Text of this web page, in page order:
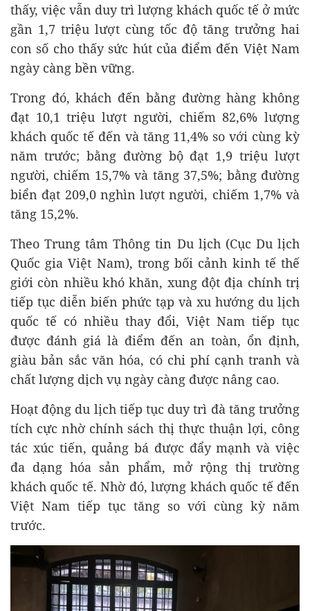
thấy, việc vẫn duy trì lượng khách quốc tế ở mức
gần 1,7 triệu lượt cùng tốc độ tăng trưởng hai
con số cho thấy sức hút của điểm đến Việt Nam
ngày càng bền vững.
Trong đó, khách đến bằng đường hàng không
đạt 10,1 triệu lượt người, chiếm 82,6% lượng
khách quốc tế đến và tăng 11,4% so với cùng kỳ
năm trước; bằng đường bộ đạt 1,9 triệu lượt
người, chiếm 15,7% và tăng 37,5%; bằng đường
biển đạt 209,0 nghìn lượt người, chiếm 1,7% và
tăng 15,2%.
Theo Trung tâm Thông tin Du lịch (Cục Du lịch
Quốc gia Việt Nam), trong bối cảnh kinh tế thế
giới còn nhiều khó khăn, xung đột địa chính trị
tiếp tục diễn biến phức tạp và xu hướng du lịch
quốc tế có nhiều thay đổi, Việt Nam tiếp tục
được đánh giá là điểm đến an toàn, ổn định,
giàu bản sắc văn hóa, có chi phí cạnh tranh và
chất lượng dịch vụ ngày càng được nâng cao.
Hoạt động du lịch tiếp tục duy trì đà tăng trưởng
tích cực nhờ chính sách thị thực thuận lợi, công
tác xúc tiến, quảng bá được đẩy mạnh và việc
đa dạng hóa sản phẩm, mở rộng thị trường
khách quốc tế. Nhờ đó, lượng khách quốc tế đến
Việt Nam tiếp tục tăng so với cùng kỳ năm
trước.